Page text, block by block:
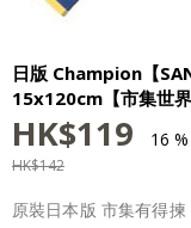
日版 Champion【
15x120cm【市集世界
HK$119 16
HK$142
原裝日本版 市集有得揀